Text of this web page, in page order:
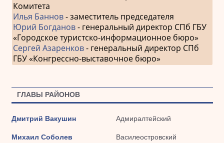
Комитета
Илья Баннов- заместитель председателя
Юрий Богданов- генеральный директор СПб ГБУ
«Городское туристско-информационное бюро»
Сергей Азаренков- генеральный директор СПб
ГБУ «Конгрессно-выставочное бюро»
ГЛАВЫ РАЙОНОВ
Дмитрий Вакушин Адмиралтейский
Михаил Соболев Василеостровский